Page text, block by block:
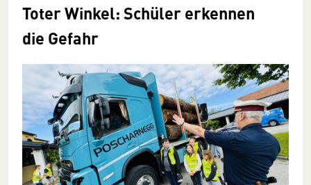
Toter Winkel: Schüler erkennen
die Gefahr